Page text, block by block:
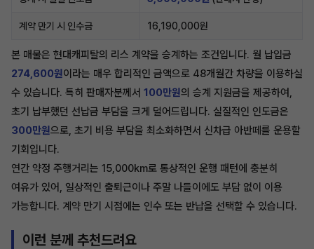
계약 만기 시 인수금 16,190,000원
본 매물은 현대캐피탈의 리스 계약을 승계하는 조건입니다. 월 납입금
274,600원이라는 매우 합리적인 금액으로 48개월간 차량을 이용하실
수 있습니다. 특히 판매자분께서 100만원의 승계 지원금을 제공하여,
초기 납부했던 선납금 부담을 크게 덜어드립니다. 실질적인 인도금은
300만원으로, 초기 비용 부담을 최소화하면서 신차급 아반떼를 운용할
기회입니다.
연간 약정 주행거리는 15,000km로 통상적인 운행 패턴에 충분히
여유가 있어, 일상적인 출퇴근이나 주말 나들이에도 부담 없이 이용
가능합니다. 계약 만기 시점에는 인수 또는 반납을 선택할 수 있습니다.
이런 분께 추천드려요